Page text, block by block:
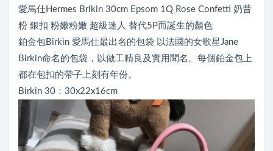
愛馬仕Hermes Brikin 30cm Epsom 1Q Rose Confetti 奶昔
粉 銀扣 粉嫩粉嫩 超級迷人 替代5P而誕生的顏色
鉑金包Birkin 愛馬仕最出名的包袋 以法國的女歌星Jane
Birkin命名的包袋，以做工精良及實用聞名。每個鉑金包上
都在包扣的帶子上刻有年份。
Birkin 30：30x22x16cm